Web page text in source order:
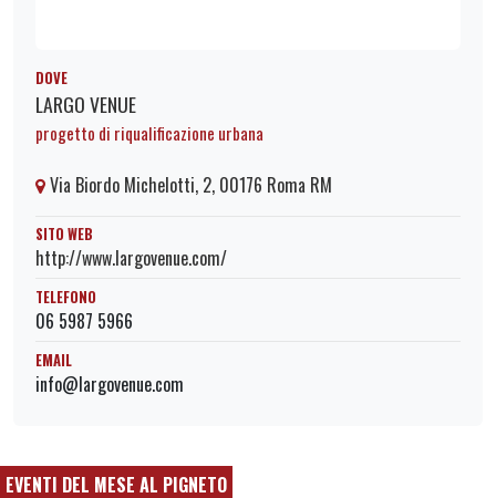
DOVE
LARGO VENUE
progetto di riqualificazione urbana
Via Biordo Michelotti, 2, 00176 Roma RM
SITO WEB
http://www.largovenue.com/
TELEFONO
06 5987 5966
EMAIL
info@largovenue.com
EVENTI DEL MESE AL PIGNETO